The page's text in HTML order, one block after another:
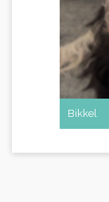
Bikkel